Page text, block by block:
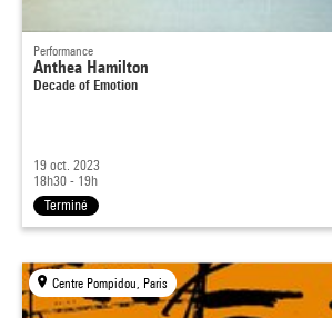
Performance
Anthea Hamilton
Decade of Emotion
19 oct. 2023
18h30 - 19h
Terminé
Centre Pompidou, Paris